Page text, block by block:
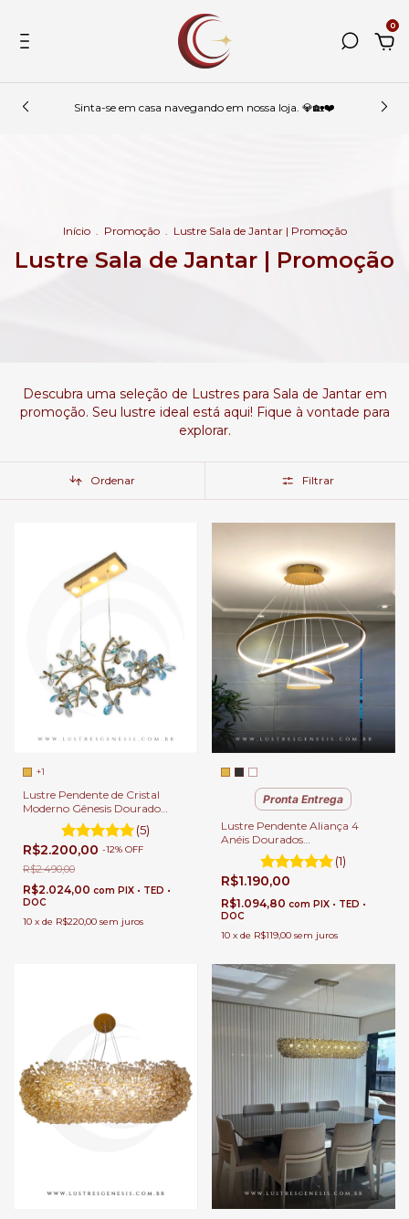
0
Sinta-se em casa navegando em nossa loja. 💎🏡❤️
Início . Promoção . Lustre Sala de Jantar | Promoção
Lustre Sala de Jantar | Promoção
Descubra uma seleção de Lustres para Sala de Jantar em
promoção. Seu lustre ideal está aqui! Fique à vontade para
explorar.
Ordenar Filtrar
+1
Lustre Pendente de Cristal
Moderno Gênesis Dourado
Para Quartos, Sala de Jantar,
Sala de Estar e Apartamentos
(5)
R$2.200,00 -12% OFF
R$2.490,00
R$2.024,00 com PIX • TED •
DOC
10 x de R$220,00 sem juros
Pronta Entrega
Lustre Pendente Aliança 4
Anéis Dourados
80x60x40x20cm para
Quartos, Sala de Jantar e Sala
de Estar e Pé Direito Duplo
(1)
R$1.190,00
R$1.094,80 com PIX • TED •
DOC
10 x de R$119,00 sem juros